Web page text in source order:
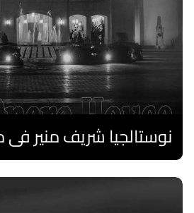
اقرا المزيد